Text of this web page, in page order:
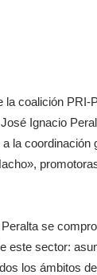
la coalición PRI-
Ignacio
la coordinación
se
este sector:
los ámbitos